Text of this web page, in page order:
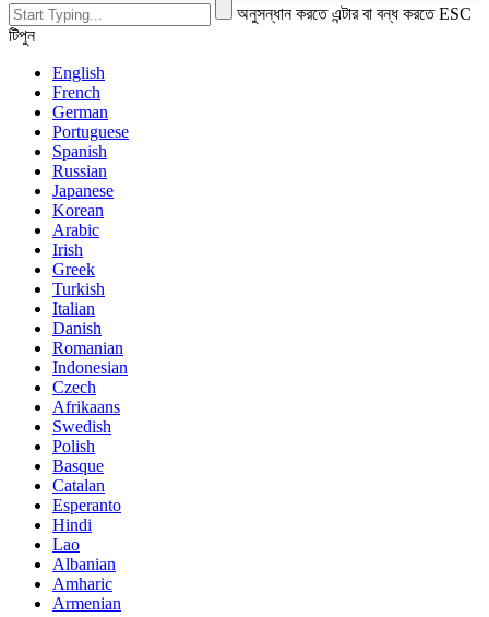
অনুসন্ধান করতে এন্টার বা বন্ধ করতে ESC
টিপুন
English
French
German
Portuguese
Spanish
Russian
Japanese
Korean
Arabic
Irish
Greek
Turkish
Italian
Danish
Romanian
Indonesian
Czech
Afrikaans
Swedish
Polish
Basque
Catalan
Esperanto
Hindi
Lao
Albanian
Amharic
Armenian